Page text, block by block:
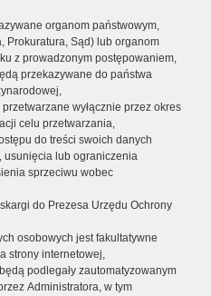
organom państwowym,
Prokuratura, Sąd) lub organom
z prowadzonym postępowaniem,
przekazywane do państwa
wyłącznie przez okres
celu przetwarzania,
do treści swoich danych
usunięcia lub ograniczenia
sprzeciwu wobec
do Prezesa Urzędu Ochrony
osobowych jest fakultatywne
strony internetowej,
podlegały zautomatyzowanym
Administratora, w tym